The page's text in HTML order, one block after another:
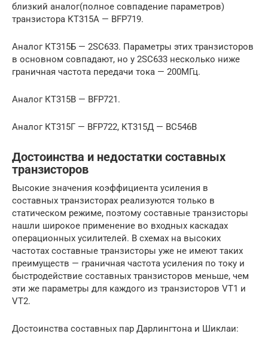
близкий аналог(полное совпадение параметров)
транзистора КТ315А — BFP719.
Аналог КТ315Б — 2SC633. Параметры этих транзисторов
в основном совпадают, но у 2SC633 несколько ниже
граничная частота передачи тока — 200МГц.
Аналог КТ315В — BFP721.
Аналог КТ315Г — BFP722, КТ315Д — BC546B
Достоинства и недостатки составных
транзисторов
Высокие значения коэффициента усиления в
составных транзисторах реализуются только в
статическом режиме, поэтому составные транзисторы
нашли широкое применение во входных каскадах
операционных усилителей. В схемах на высоких
частотах составные транзисторы уже не имеют таких
преимуществ — граничная частота усиления по току и
быстродействие составных транзисторов меньше, чем
эти же параметры для каждого из транзисторов VT1 и
VT2.
Достоинства составных пар Дарлингтона и Шиклаи: